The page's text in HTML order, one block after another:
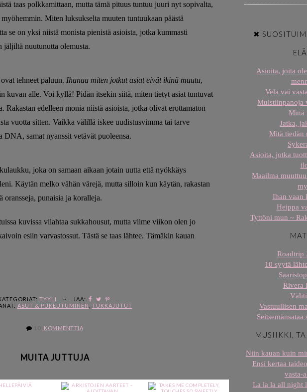
taas polkkamittaan, mutta tämä pituus tuntuu juuri nyt sopivalta,
Miten luksukselta muuten tuntuukaan päästä
se on yksi niistä monista pienistä asioista, jotka kummasti
jäljiltä nuutunutta olemusta.
tehneet paluun. Ihanaa miten jotkut asiat eivät ikinä muutu,
kuvan alle. Voi kyllä! Pidän itsekin siitä, miten tietyt asiat tuntuvat
Rakastan edelleen monia niistä asioista, jotka olivat erottamaton
vuotta sitten. Vaikka välillä iskee uudistusvimma tai tarve
DNA, samat nyanssit vetävät puoleensa.
joka on samaan aikaan jotain uutta että nyökkäys
Käytän melko vähän värejä, mutta silloin kun käytän, rakastan
oransseja, punaisia ja koralleja.
kuvissa vilahtaa sukkahousut, mutta viime viikon olen jo
esiin varvastossut. Tästä se taas lähtee. Tämäkin kauan
TYYLI ~
JAA:
ASUT & PUKEUTUMINEN TUKKAJUTUT
KOMMENTTIA
MUITA JUTTUJA
✖
Asioita, joita
Vela vai
Muistiinpanoja
Minä
Jatka,
Mitä tiedän
Asioita, jotka
Maailma
Ihan vaan
Heippa
Tyttöni mun ~
Roadtrip
10 syytä
Rivera
Vastuullisen
MUSIIKKI,
Niin kauan kuin
Ensi kertaa
vasta-
La la la all night